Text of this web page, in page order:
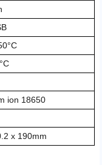
ion 18650
x 190mm